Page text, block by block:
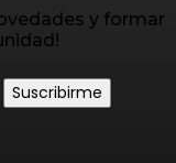
y formar